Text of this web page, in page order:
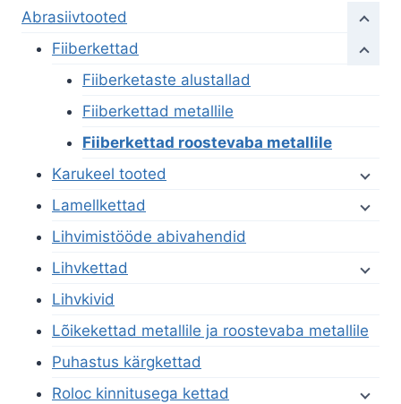
Abrasiivtooted
Fiiberkettad
Fiiberketaste alustallad
Fiiberkettad metallile
Fiiberkettad roostevaba metallile
Karukeel tooted
Lamellkettad
Lihvimistööde abivahendid
Lihvkettad
Lihvkivid
Lõikekettad metallile ja roostevaba metallile
Puhastus kärgkettad
Roloc kinnitusega kettad